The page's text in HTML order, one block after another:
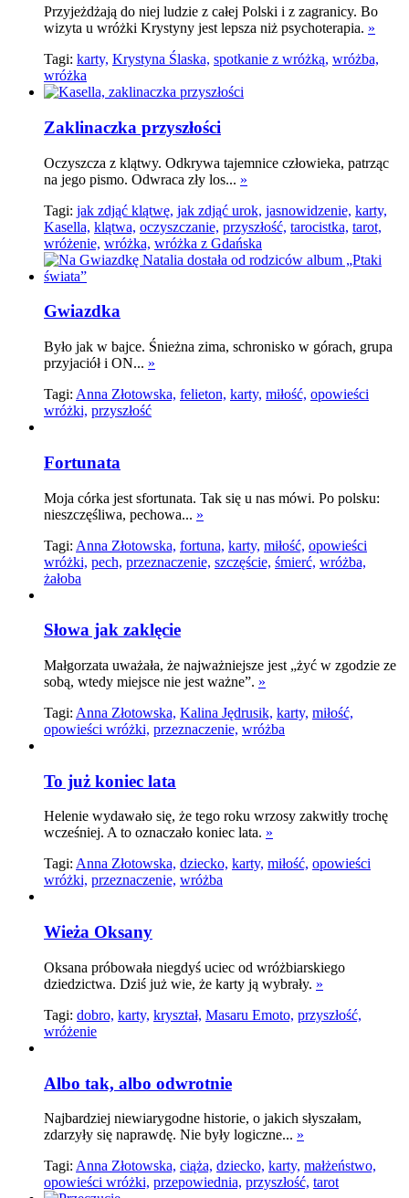
Przyjeżdżają do niej ludzie z całej Polski i z zagranicy. Bo
wizyta u wróżki Krystyny jest lepsza niż psychoterapia. »
Tagi: karty, Krystyna Ślaska, spotkanie z wróżką, wróżba,
wróżka
Zaklinaczka przyszłości
Oczyszcza z klątwy. Odkrywa tajemnice człowieka, patrząc
na jego pismo. Odwraca zły los... »
Tagi: jak zdjąć klątwę, jak zdjąć urok, jasnowidzenie, karty,
Kasella, klątwa, oczyszczanie, przyszłość, tarocistka, tarot,
wróżenie, wróżka, wróżka z Gdańska
Gwiazdka
Było jak w bajce. Śnieżna zima, schronisko w górach, grupa
przyjaciół i ON... »
Tagi: Anna Złotowska, felieton, karty, miłość, opowieści
wróżki, przyszłość
Fortunata
Moja córka jest sfortunata. Tak się u nas mówi. Po polsku:
nieszczęśliwa, pechowa... »
Tagi: Anna Złotowska, fortuna, karty, miłość, opowieści
wróżki, pech, przeznaczenie, szczęście, śmierć, wróżba,
żałoba
Słowa jak zaklęcie
Małgorzata uważała, że najważniejsze jest „żyć w zgodzie ze
sobą, wtedy miejsce nie jest ważne”. »
Tagi: Anna Złotowska, Kalina Jędrusik, karty, miłość,
opowieści wróżki, przeznaczenie, wróżba
To już koniec lata
Helenie wydawało się, że tego roku wrzosy zakwitły trochę
wcześniej. A to oznaczało koniec lata. »
Tagi: Anna Złotowska, dziecko, karty, miłość, opowieści
wróżki, przeznaczenie, wróżba
Wieża Oksany
Oksana próbowała niegdyś uciec od wróżbiarskiego
dziedzictwa. Dziś już wie, że karty ją wybrały. »
Tagi: dobro, karty, kryształ, Masaru Emoto, przyszłość,
wróżenie
Albo tak, albo odwrotnie
Najbardziej niewiarygodne historie, o jakich słyszałam,
zdarzyły się naprawdę. Nie były logiczne... »
Tagi: Anna Złotowska, ciąża, dziecko, karty, małżeństwo,
opowieści wróżki, przepowiednia, przyszłość, tarot